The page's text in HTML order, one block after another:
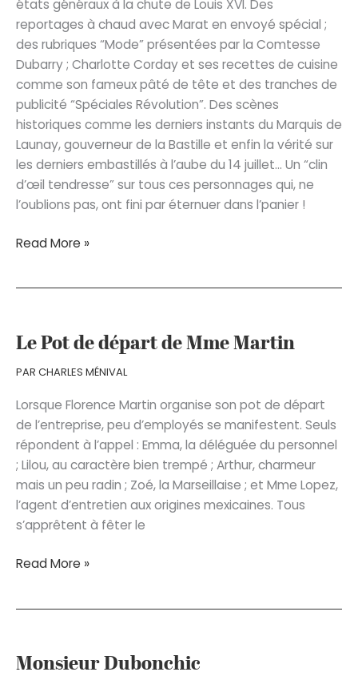
états généraux à la chute de Louis XVI. Des
reportages à chaud avec Marat en envoyé spécial ;
des rubriques “Mode” présentées par la Comtesse
Dubarry ; Charlotte Corday et ses recettes de cuisine
comme son fameux pâté de tête et des tranches de
publicité “Spéciales Révolution”. Des scènes
historiques comme les derniers instants du Marquis de
Launay, gouverneur de la Bastille et enfin la vérité sur
les derniers embastillés à l’aube du 14 juillet… Un “clin
d’œil tendresse” sur tous ces personnages qui, ne
l’oublions pas, ont fini par éternuer dans l’panier !
Y
citoyen
salle
Read More »
Le Pot de départ de Mme Martin
PAR CHARLES MÉNIVAL
Lorsque Florence Martin organise son pot de départ
de l’entreprise, peu d’employés se manifestent. Seuls
répondent à l’appel : Emma, la déléguée du personnel
; Lilou, au caractère bien trempé ; Arthur, charmeur
mais un peu radin ; Zoé, la Marseillaise ; et Mme Lopez,
l’agent d’entretien aux origines mexicaines. Tous
s’apprêtent à fêter le
Le
Mme
Read More »
Monsieur Dubonchic